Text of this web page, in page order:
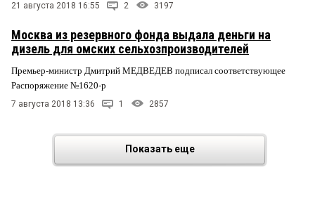
21 августа 2018 16:55 2 3197
Москва из резервного фонда выдала деньги на
дизель для омских сельхозпроизводителей
Премьер-министр Дмитрий МЕДВЕДЕВ подписал соответствующее
Распоряжение №1620-р
7 августа 2018 13:36 1 2857
Показать еще